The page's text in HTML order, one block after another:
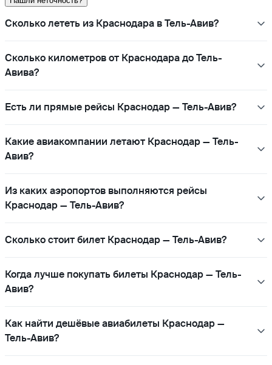
Сколько лететь из Краснодара в Тель-Авив?
Сколько километров от Краснодара до Тель-
Авива?
Есть ли прямые рейсы Краснодар — Тель-Авив?
Какие авиакомпании летают Краснодар — Тель-
Авив?
Из каких аэропортов выполняются рейсы
Краснодар — Тель-Авив?
Сколько стоит билет Краснодар — Тель-Авив?
Когда лучше покупать билеты Краснодар — Тель-
Авив?
Как найти дешёвые авиабилеты Краснодар —
Тель-Авив?